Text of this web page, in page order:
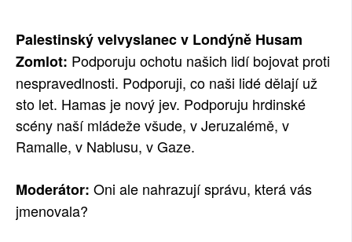
Palestinský velvyslanec v Londýně Husam
Zomlot: Podporuju ochotu našich lidí bojovat proti
nespravedlnosti. Podporuji, co naši lidé dělají už
sto let. Hamas je nový jev. Podporuju hrdinské
scény naší mládeže všude, v Jeruzalémě, v
Ramalle, v Nablusu, v Gaze.
Moderátor: Oni ale nahrazují správu, která vás
jmenovala?